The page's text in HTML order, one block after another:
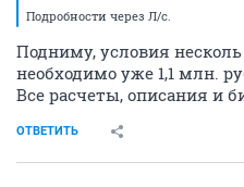
Подробности через Л/с.
Подниму, условия
необходимо уже 1,1 млн.
Все расчеты, описания и
ОТВЕТИТЬ